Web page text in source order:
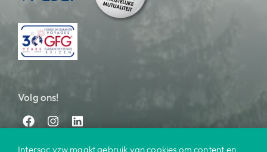
Volg ons!
Intersoc vzw maakt gebruik van cookies om content en